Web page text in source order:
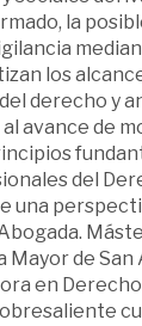
la
los
derecho y
avance de
del
una
de
en